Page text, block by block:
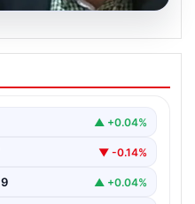
Hür Ağbaba
▲ +0.04%
▼ -0.14%
▲ +0.04%